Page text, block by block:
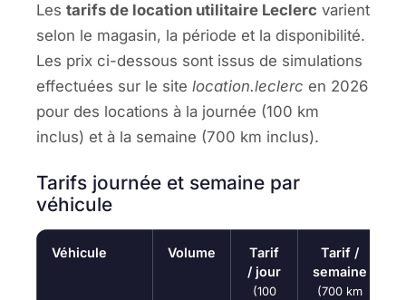
Les tarifs de location utilitaire Leclerc varient
selon le magasin, la période et la disponibilité.
Les prix ci-dessous sont issus de simulations
effectuées sur le site location.leclerc en 2026
pour des locations à la journée (100 km
inclus) et à la semaine (700 km inclus).
Tarifs journée et semaine par
véhicule
Véhicule Volume
Tarif
/ jour
(100
Tarif /
semaine
(700 km